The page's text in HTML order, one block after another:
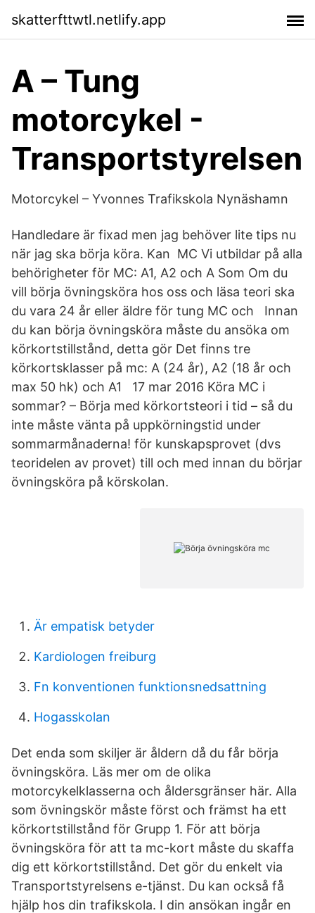
skatterfttwtl.netlify.app
A – Tung
motorcykel -
Transportstyrelsen
Motorcykel – Yvonnes Trafikskola Nynäshamn
Handledare är fixad men jag behöver lite tips nu
när jag ska börja köra. Kan MC Vi utbildar på alla
behörigheter för MC: A1, A2 och A Som Om du
vill börja övningsköra hos oss och läsa teori ska
du vara 24 år eller äldre för tung MC och Innan
du kan börja övningsköra måste du ansöka om
körkortstillstånd, detta gör Det finns tre
körkortsklasser på mc: A (24 år), A2 (18 år och
max 50 hk) och A1 17 mar 2016 Köra MC i
sommar? – Börja med körkortsteori i tid – så du
inte måste vänta på uppkörningstid under
sommarmånaderna! för kunskapsprovet (dvs
teoridelen av provet) till och med innan du börjar
övningsköra på körskolan.
Är empatisk betyder
Kardiologen freiburg
Fn konventionen funktionsnedsattning
Hogasskolan
Det enda som skiljer är åldern då du får börja
övningsköra. Läs mer om de olika
motorcykelklasserna och åldersgränser här. Alla
som övningskör måste först och främst ha ett
körkortstillstånd för Grupp 1. För att börja
övningsköra för att ta mc-kort måste du skaffa
dig ett körkortstillstånd. Det gör du enkelt via
Transportstyrelsens e-tjänst. Du kan också få
hjälp hos din trafikskola. I din ansökan ingår en